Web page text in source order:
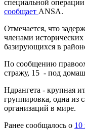
специальной
сообщает ANSA.
Отмечается, что
членами
базирующихся в
По сообщению
стражу, 15 - под
Ндрангета - крупная
группировка, одна из
организаций в мире.
Ранее сообщалось о 10